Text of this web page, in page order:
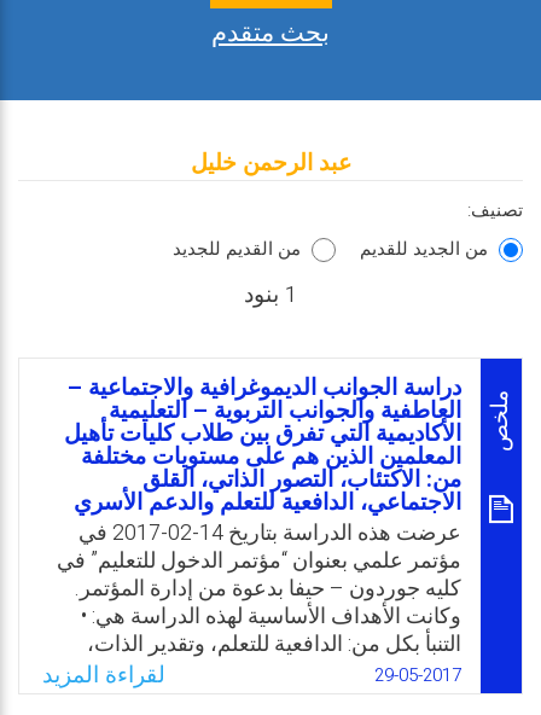
بحث متقدم
عبد الرحمن خليل
تصنيف:
من الجديد للقديم
من القديم للجديد
1 بنود
ملخص
دراسة الجوانب الديموغرافية والاجتماعية –
العاطفية والجوانب التربوية – التعليمية
الأكاديمية التي تفرق بين طلاب كليات تأهيل
المعلمين الذين هم على مستويات مختلفة
من: الاكتئاب، التصور الذاتي، القلق
الاجتماعي، الدافعية للتعلم والدعم الأسري
عرضت هذه الدراسة بتاريخ 14-02-2017 في
مؤتمر علمي بعنوان “مؤتمر الدخول للتعليم” في
كليه جوردون – حيفا بدعوة من إدارة المؤتمر.
وكانت الأهداف الأساسية لهذه الدراسة هي: •
التنبأ بكل من: الدافعية للتعلم، وتقدير الذات،
ومشاكل القلق الاجتماعي، والاكتئاب من خلال
الجوانب الديموغرافية والعاطفية-الاجتماعية بين
29-05-2017 لقراءة المزيد